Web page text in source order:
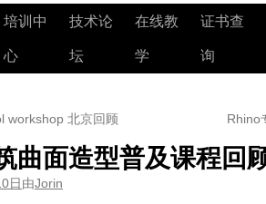
培训中
心
技术论
坛
在线教
学
证书查
询
workshop 北京回顾 Rhino
曲面造型普及课程回
日由Jorin